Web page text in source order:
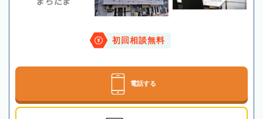
初回相談無料
電話する